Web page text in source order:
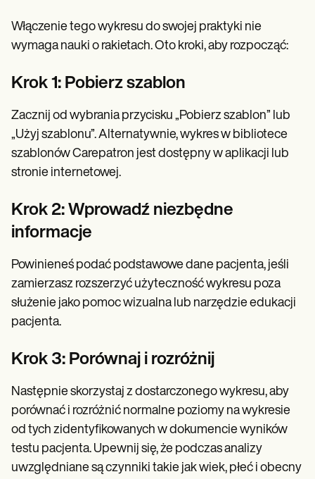
Włączenie tego wykresu do swojej praktyki nie
wymaga nauki o rakietach. Oto kroki, aby rozpocząć:
Krok 1: Pobierz szablon
Zacznij od wybrania przycisku „Pobierz szablon” lub
„Użyj szablonu”. Alternatywnie, wykres w bibliotece
szablonów Carepatron jest dostępny w aplikacji lub
stronie internetowej.
Krok 2: Wprowadź niezbędne
informacje
Powinieneś podać podstawowe dane pacjenta, jeśli
zamierzasz rozszerzyć użyteczność wykresu poza
służenie jako pomoc wizualna lub narzędzie edukacji
pacjenta.
Krok 3: Porównaj i rozróżnij
Następnie skorzystaj z dostarczonego wykresu, aby
porównać i rozróżnić normalne poziomy na wykresie
od tych zidentyfikowanych w dokumencie wyników
testu pacjenta. Upewnij się, że podczas analizy
uwzględniane są czynniki takie jak wiek, płeć i obecny